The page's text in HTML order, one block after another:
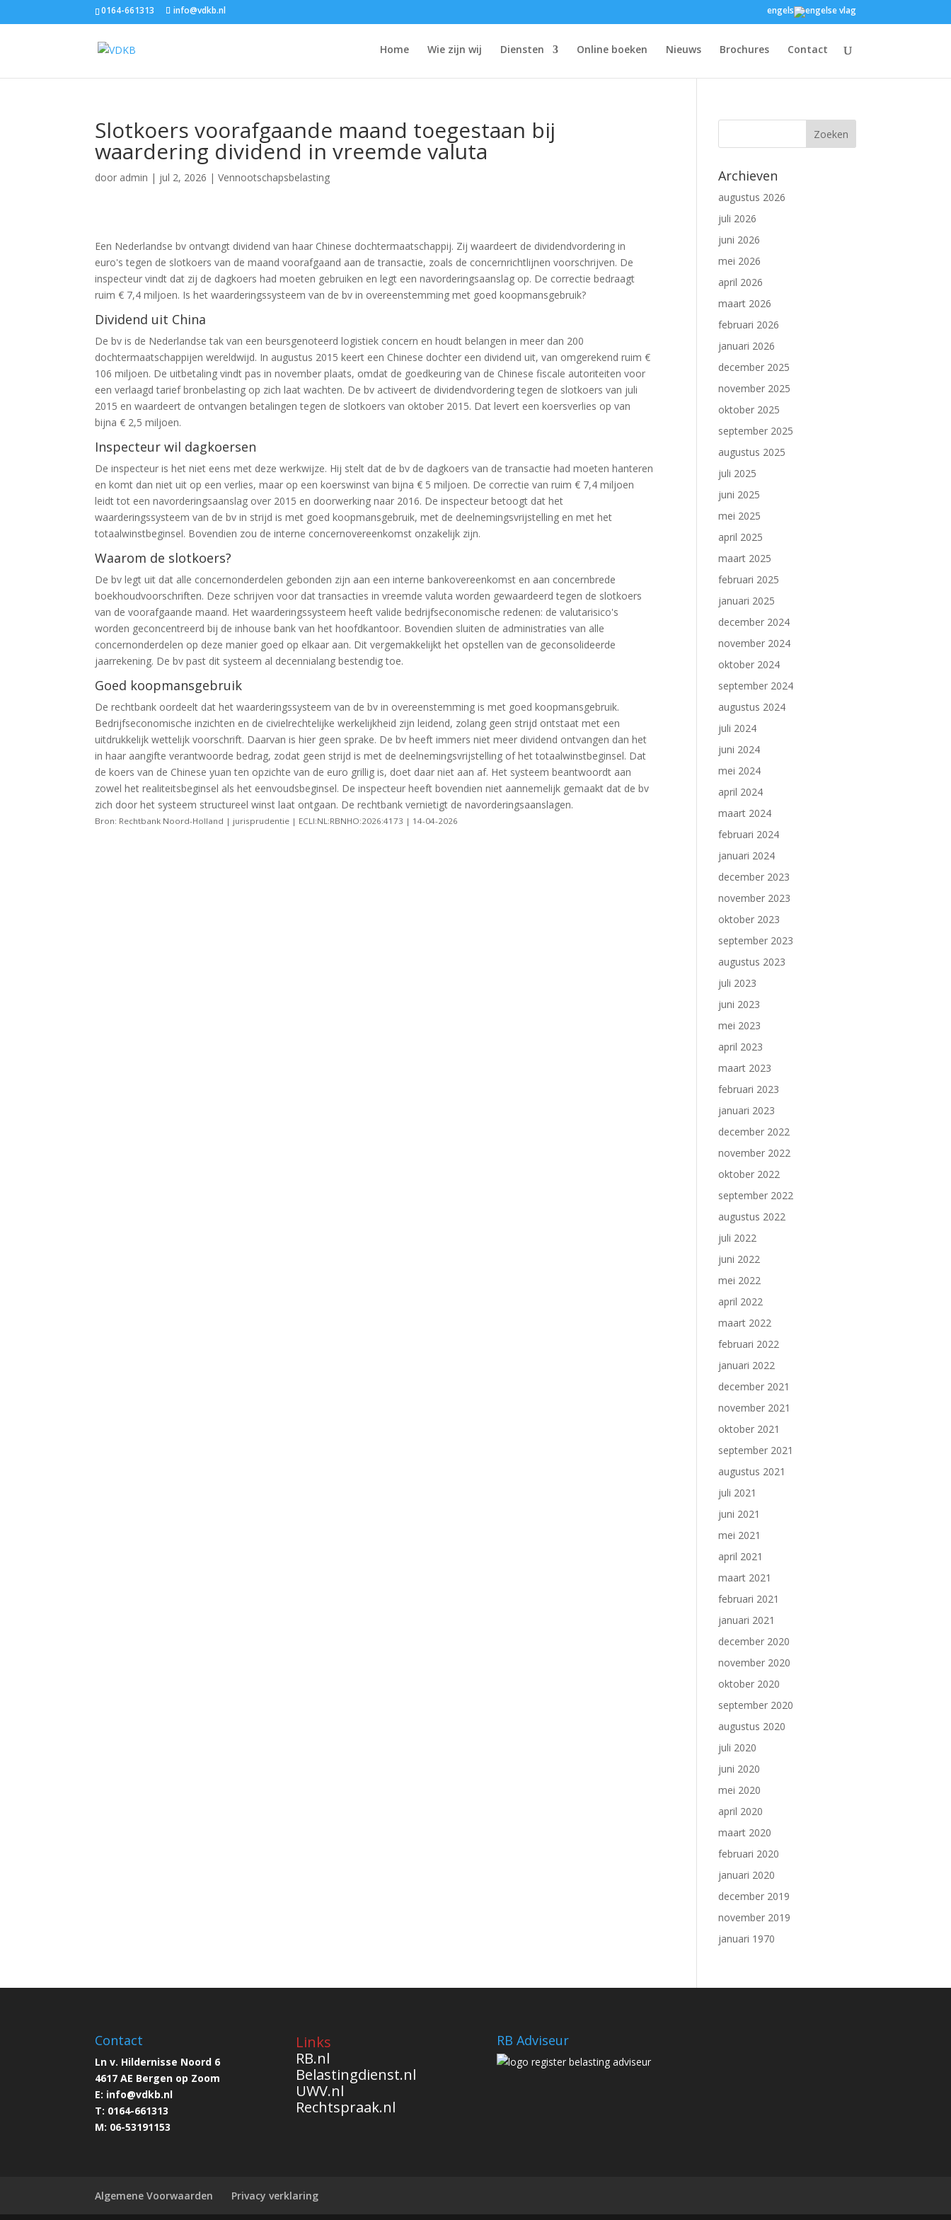
0164-661313 info@vdkb.nl engels
Home Wie zijn wij Diensten Online boeken Nieuws Brochures Contact
Slotkoers voorafgaande maand toegestaan bij
waardering dividend in vreemde valuta
door admin | jul 2, 2026 |Vennootschapsbelasting
Een Nederlandse bv ontvangt dividend van haar Chinese dochtermaatschappij. Zij waardeert de dividendvordering in
euro's tegen de slotkoers van de maand voorafgaand aan de transactie, zoals de concernrichtlijnen voorschrijven. De
inspecteur vindt dat zij de dagkoers had moeten gebruiken en legt een navorderingsaanslag op. De correctie bedraagt
ruim € 7,4 miljoen. Is het waarderingssysteem van de bv in overeenstemming met goed koopmansgebruik?
Dividend uit China
De bv is de Nederlandse tak van een beursgenoteerd logistiek concern en houdt belangen in meer dan 200
dochtermaatschappijen wereldwijd. In augustus 2015 keert een Chinese dochter een dividend uit, van omgerekend ruim €
106 miljoen. De uitbetaling vindt pas in november plaats, omdat de goedkeuring van de Chinese fiscale autoriteiten voor
een verlaagd tarief bronbelasting op zich laat wachten. De bv activeert de dividendvordering tegen de slotkoers van juli
2015 en waardeert de ontvangen betalingen tegen de slotkoers van oktober 2015. Dat levert een koersverlies op van
bijna € 2,5 miljoen.
Inspecteur wil dagkoersen
De inspecteur is het niet eens met deze werkwijze. Hij stelt dat de bv de dagkoers van de transactie had moeten hanteren
en komt dan niet uit op een verlies, maar op een koerswinst van bijna € 5 miljoen. De correctie van ruim € 7,4 miljoen
leidt tot een navorderingsaanslag over 2015 en doorwerking naar 2016. De inspecteur betoogt dat het
waarderingssysteem van de bv in strijd is met goed koopmansgebruik, met de deelnemingsvrijstelling en met het
totaalwinstbeginsel. Bovendien zou de interne concernovereenkomst onzakelijk zijn.
Waarom de slotkoers?
De bv legt uit dat alle concernonderdelen gebonden zijn aan een interne bankovereenkomst en aan concernbrede
boekhoudvoorschriften. Deze schrijven voor dat transacties in vreemde valuta worden gewaardeerd tegen de slotkoers
van de voorafgaande maand. Het waarderingssysteem heeft valide bedrijfseconomische redenen: de valutarisico's
worden geconcentreerd bij de inhouse bank van het hoofdkantoor. Bovendien sluiten de administraties van alle
concernonderdelen op deze manier goed op elkaar aan. Dit vergemakkelijkt het opstellen van de geconsolideerde
jaarrekening. De bv past dit systeem al decennialang bestendig toe.
Goed koopmansgebruik
De rechtbank oordeelt dat het waarderingssysteem van de bv in overeenstemming is met goed koopmansgebruik.
Bedrijfseconomische inzichten en de civielrechtelijke werkelijkheid zijn leidend, zolang geen strijd ontstaat met een
uitdrukkelijk wettelijk voorschrift. Daarvan is hier geen sprake. De bv heeft immers niet meer dividend ontvangen dan het
in haar aangifte verantwoorde bedrag, zodat geen strijd is met de deelnemingsvrijstelling of het totaalwinstbeginsel. Dat
de koers van de Chinese yuan ten opzichte van de euro grillig is, doet daar niet aan af. Het systeem beantwoordt aan
zowel het realiteitsbeginsel als het eenvoudsbeginsel. De inspecteur heeft bovendien niet aannemelijk gemaakt dat de bv
zich door het systeem structureel winst laat ontgaan. De rechtbank vernietigt de navorderingsaanslagen.
Bron: Rechtbank Noord-Holland | jurisprudentie | ECLI:NL:RBNHO:2026:4173 | 14-04-2026
Archieven
augustus 2026
juli 2026
juni 2026
mei 2026
april 2026
maart 2026
februari 2026
januari 2026
december 2025
november 2025
oktober 2025
september 2025
augustus 2025
juli 2025
juni 2025
mei 2025
april 2025
maart 2025
februari 2025
januari 2025
december 2024
november 2024
oktober 2024
september 2024
augustus 2024
juli 2024
juni 2024
mei 2024
april 2024
maart 2024
februari 2024
januari 2024
december 2023
november 2023
oktober 2023
september 2023
augustus 2023
juli 2023
juni 2023
mei 2023
april 2023
maart 2023
februari 2023
januari 2023
december 2022
november 2022
oktober 2022
september 2022
augustus 2022
juli 2022
juni 2022
mei 2022
april 2022
maart 2022
februari 2022
januari 2022
december 2021
november 2021
oktober 2021
september 2021
augustus 2021
juli 2021
juni 2021
mei 2021
april 2021
maart 2021
februari 2021
januari 2021
december 2020
november 2020
oktober 2020
september 2020
augustus 2020
juli 2020
juni 2020
mei 2020
april 2020
maart 2020
februari 2020
januari 2020
december 2019
november 2019
januari 1970
Contact
Ln v. Hildernisse Noord 6
4617 AE Bergen op Zoom
E: info@vdkb.nl
T: 0164-661313
M: 06-53191153
Links
RB.nl
Belastingdienst.nl
UWV.nl
Rechtspraak.nl
RB Adviseur
Algemene Voorwaarden Privacy verklaring